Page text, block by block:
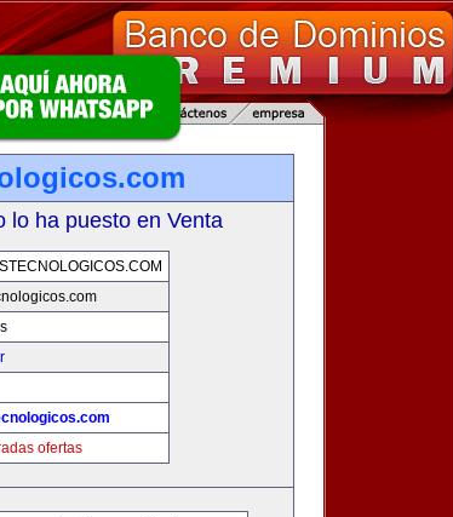
lo ha puesto en Venta
ofertas